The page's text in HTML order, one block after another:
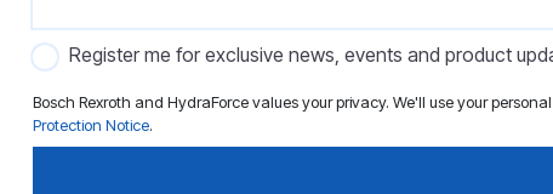
Register me for exclusive news, events and product
Bosch Rexroth and HydraForce values your privacy. We'll use your
Protection Notice.